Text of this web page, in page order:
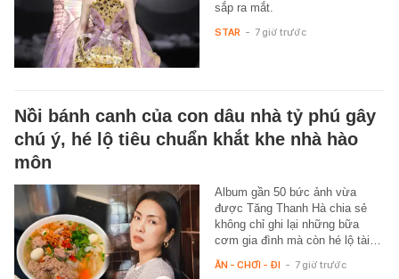
sắp ra mắt.
STAR - 7 giờ trước
Nồi bánh canh của con dâu nhà tỷ phú gây
chú ý, hé lộ tiêu chuẩn khắt khe nhà hào
môn
Album gần 50 bức ảnh vừa
được Tăng Thanh Hà chia sẻ
không chỉ ghi lại những bữa
cơm gia đình mà còn hé lộ tài…
ĂN - CHƠI - ĐI - 7 giờ trước